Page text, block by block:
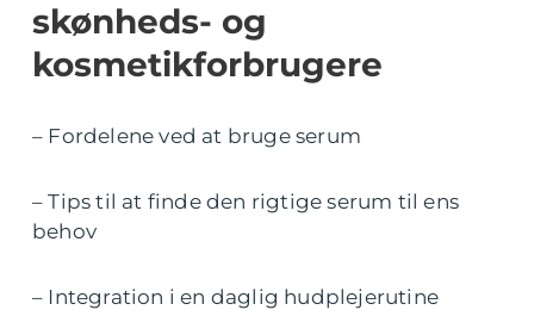
skønheds- og
kosmetikforbrugere
– Fordelene ved at bruge serum
– Tips til at finde den rigtige serum til ens
behov
– Integration i en daglig hudplejerutine